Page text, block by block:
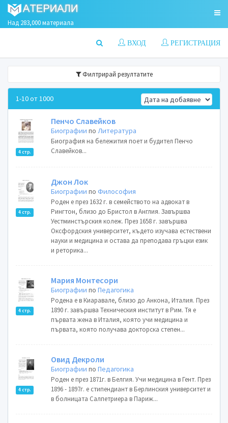
Над 283,000 материала
РЕГИСТРАЦИЯ
ВХОД
Филтрирай резултатите
1-10 от 1000
4 стр.
Пенчо Славейков
Биографии поЛитература
Биография на бележития поет и будител Пенчо
Славейков...
4 стр.
Джон Лок
Биографии поФилософия
Роден е през 1632 г. в семейството на адвокат в
Рингтон, близо до Бристол в Англия. Завършва
Уестминстърския колеж. През 1658 г. завършва
Оксфордския университет, където изучава естествени
науки и медицина и остава да преподава гръцки език
и реторика...
4 стр.
Мария Монтесори
Биографии поПедагогика
Родена е в Киаравале, близо до Анкона, Италия. През
1890 г. завършва Техническия институт в Рим. Тя е
първата жена в Италия, която учи медицина и
първата, която получава докторска степен...
4 стр.
Овид Декроли
Биографии поПедагогика
Роден е през 1871г. в Белгия. Учи медицина в Гент. През
1896 - 1897г. е стипендиант в Берлинския университет и
в болницата Салпетриера в Париж...